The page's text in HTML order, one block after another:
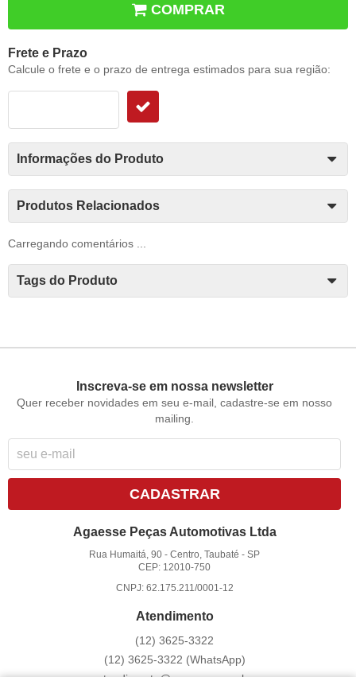
COMPRAR
Frete e Prazo
Calcule o frete e o prazo de entrega estimados para sua região:
Informações do Produto
Produtos Relacionados
Carregando comentários ...
Tags do Produto
Inscreva-se em nossa newsletter
Quer receber novidades em seu e-mail, cadastre-se em nosso
mailing.
CADASTRAR
Agaesse Peças Automotivas Ltda
Rua Humaitá, 90 -Centro, Taubaté -SP
CEP: 12010-750
CNPJ: 62.175.211/0001-12
Atendimento
(12) 3625-3322
(12) 3625-3322 (WhatsApp)